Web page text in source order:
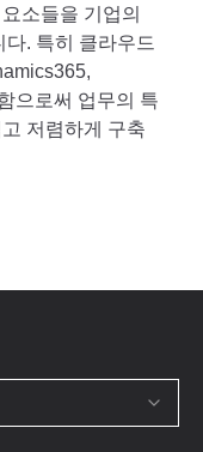
소들을 기업의
. 특히 클라우드
으로써 업무의 특
저렴하게 구축